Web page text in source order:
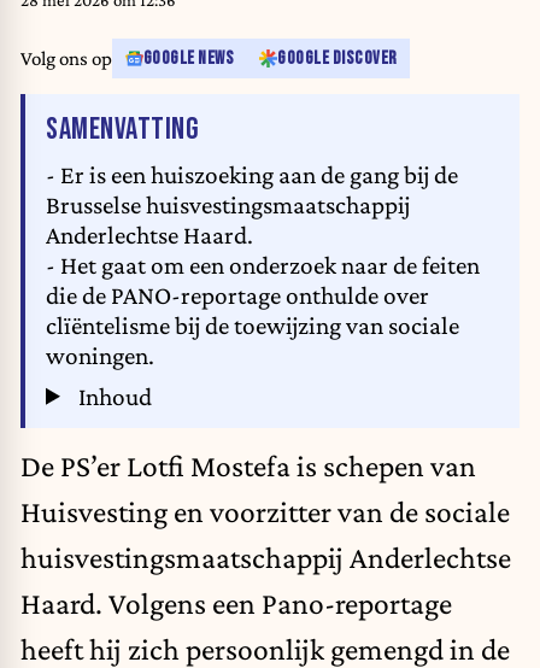
Volg ons op GOOGLE NEWS GOOGLE DISCOVER
SAMENVATTING
- Er is een huiszoeking aan de gang bij de
Brusselse huisvestingsmaatschappij
Anderlechtse Haard.
- Het gaat om een onderzoek naar de feiten
die de PANO-reportage onthulde over
clïëntelisme bij de toewijzing van sociale
woningen.
Inhoud
De PS’er Lotfi Mostefa is schepen van
Huisvesting en voorzitter van de sociale
huisvestingsmaatschappij Anderlechtse
Haard. Volgens een Pano-reportage
heeft hij zich persoonlijk gemengd in de